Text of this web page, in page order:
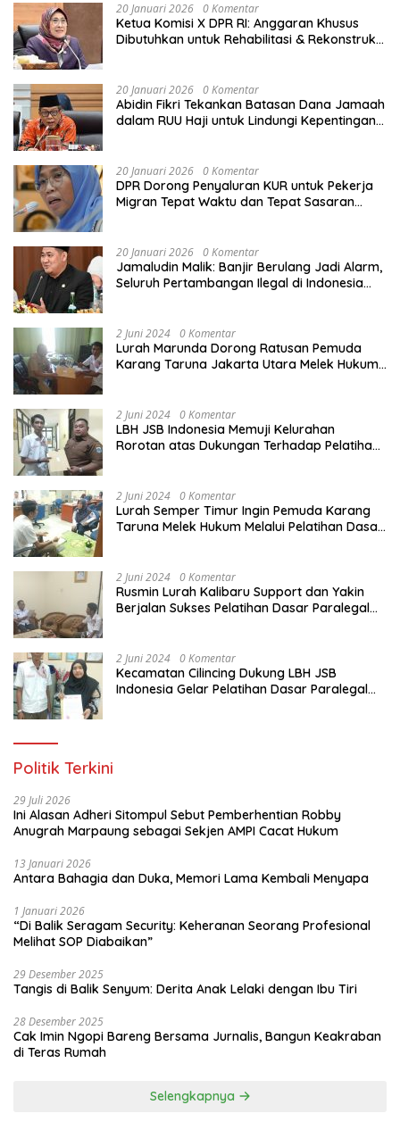
20 Januari 2026 0 Komentar
Ketua Komisi X DPR RI: Anggaran Khusus
Dibutuhkan untuk Rehabilitasi & Rekonstruksi
20 Januari 2026 0 Komentar
Abidin Fikri Tekankan Batasan Dana Jamaah
dalam RUU Haji untuk Lindungi Kepentingan
20 Januari 2026 0 Komentar
DPR Dorong Penyaluran KUR untuk Pekerja
Migran Tepat Waktu dan Tepat Sasaran
20 Januari 2026 0 Komentar
Jamaludin Malik: Banjir Berulang Jadi Alarm,
Seluruh Pertambangan Ilegal di Indonesia
2 Juni 2024 0 Komentar
Lurah Marunda Dorong Ratusan Pemuda
Karang Taruna Jakarta Utara Melek Hukum
2 Juni 2024 0 Komentar
LBH JSB Indonesia Memuji Kelurahan
Rorotan atas Dukungan Terhadap Pelatihan
2 Juni 2024 0 Komentar
Lurah Semper Timur Ingin Pemuda Karang
Taruna Melek Hukum Melalui Pelatihan Dasar
2 Juni 2024 0 Komentar
Rusmin Lurah Kalibaru Support dan Yakin
Berjalan Sukses Pelatihan Dasar Paralegal
2 Juni 2024 0 Komentar
Kecamatan Cilincing Dukung LBH JSB
Indonesia Gelar Pelatihan Dasar Paralegal
Politik Terkini
29 Juli 2026
Ini Alasan Adheri Sitompul Sebut Pemberhentian Robby
Anugrah Marpaung sebagai Sekjen AMPI Cacat Hukum
13 Januari 2026
Antara Bahagia dan Duka, Memori Lama Kembali Menyapa
1 Januari 2026
“Di Balik Seragam Security: Keheranan Seorang Profesional
Melihat SOP Diabaikan”
29 Desember 2025
Tangis di Balik Senyum: Derita Anak Lelaki dengan Ibu Tiri
28 Desember 2025
Cak Imin Ngopi Bareng Bersama Jurnalis, Bangun Keakraban
di Teras Rumah
Selengkapnya